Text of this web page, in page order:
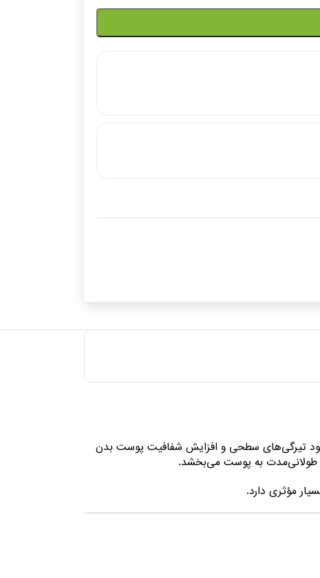
تیرگی‌های سطحی و افزایش شفافیت پوست بدن
طولانی‌مدت به پوست می‌بخشد.
مؤثری دارد.